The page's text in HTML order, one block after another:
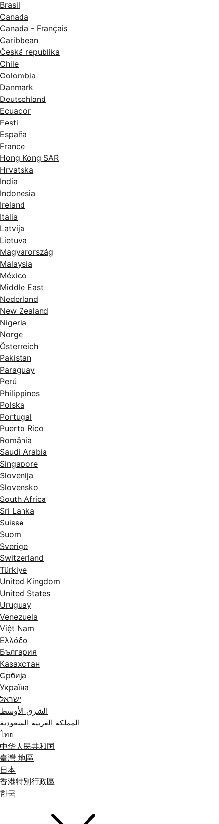
Brasil
Canada
Canada - Français
Caribbean
Česká republika
Chile
Colombia
Danmark
Deutschland
Ecuador
Eesti
España
France
Hong Kong SAR
Hrvatska
India
Indonesia
Ireland
Italia
Latvija
Lietuva
Magyarország
Malaysia
México
Middle East
Nederland
New Zealand
Nigeria
Norge
Österreich
Pakistan
Paraguay
Perú
Philippines
Polska
Portugal
Puerto Rico
România
Saudi Arabia
Singapore
Slovenija
Slovensko
South Africa
Sri Lanka
Suisse
Suomi
Sverige
Switzerland
Türkiye
United Kingdom
United States
Uruguay
Venezuela
Việt Nam
Ελλάδα
България
Казахстан
Србија
Україна
ישראל
الشرق الأوسط
المملكة العربية السعودية
ไทย
中华人民共和国
臺灣 地區
日本
香港特別行政區
한국